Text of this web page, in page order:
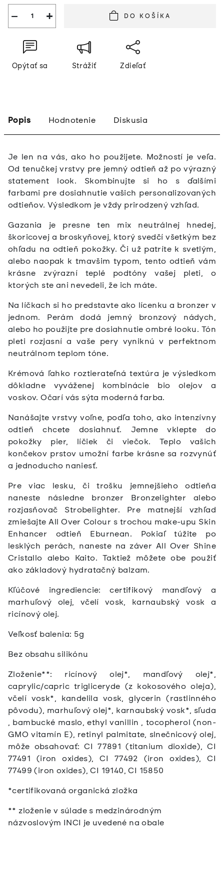
+
− DO KOŠÍKA
Opýtať sa Strážiť Zdieľať
Popis Hodnotenie Diskusia
Je len na vás, ako ho použijete. Možností je veľa.
Od tenučkej vrstvy pre jemný odtieň až po výrazný
statement look. Skombinujte si ho s ďalšími
farbami pre dosiahnutie vašich personalizovaných
odtieňov. Výsledkom je vždy prirodzený vzhľad.
Gazania je presne ten mix neutrálnej hnedej,
škoricovej a broskyňovej, ktorý svedčí všetkým bez
ohľadu na odtieň pokožky. Či už patríte k svetlým,
alebo naopak k tmavšim typom, tento odtieň vám
krásne zvýrazní teplé podtóny vašej pleti, o
ktorých ste ani nevedeli, že ich máte.
Na líčkach si ho predstavte ako lícenku a bronzer v
jednom. Perám dodá jemný bronzový nádych,
alebo ho použijte pre dosiahnutie ombré looku. Tón
pleti rozjasní a vaše pery vyniknú v perfektnom
neutrálnom teplom tóne.
Krémová ľahko roztierateľná textúra je výsledkom
dôkladne vyváženej kombinácie bio olejov a
voskov. Očarí vás sýta moderná farba.
Nanášajte vrstvy voľne, podľa toho, ako intenzívny
odtieň chcete dosiahnuť. Jemne vklepte do
pokožky pier, líčiek či viečok. Teplo vašich
končekov prstov umožní farbe krásne sa rozvynúť
a jednoducho naniesť.
Pre viac lesku, či trošku jemnejšieho odtieňa
naneste následne bronzer Bronzelighter alebo
rozjasňovač Strobelighter. Pre matnejší vzhľad
zmiešajte All Over Colour s trochou make-upu Skin
Enhancer odtieň Eburnean. Pokiaľ túžite po
lesklých perách, naneste na záver All Over Shine
Cristallo alebo Kaito. Taktiež môžete obe použiť
ako základový hydratačný balzam.
Kľúčové ingrediencie: certifikový mandľový a
marhuľový olej, včelí vosk, karnaubský vosk a
ricínový olej.
Veľkosť balenia: 5g
Bez obsahu silikónu
Zloženie**: ricínový olej*, mandľový olej*,
caprylic/capric trigliceryde (z kokosového oleja),
včelí vosk*, kandelila vosk, glycerin (rastlinného
pôvodu), marhuľový olej*, karnaubský vosk*, sľuda
, bambucké maslo, ethyl vanillin , tocopherol (non-
GMO vitamín E), retinyl palmitate, slnečnicový olej,
môže obsahovať: CI 77891 (titanium dioxide), CI
77491 (iron oxides), CI 77492 (iron oxides), CI
77499 (iron oxides), CI 19140, CI 15850
*certifikovaná organická zložka
** zloženie v súlade s medzinárodným
názvoslovým INCI je uvedené na obale